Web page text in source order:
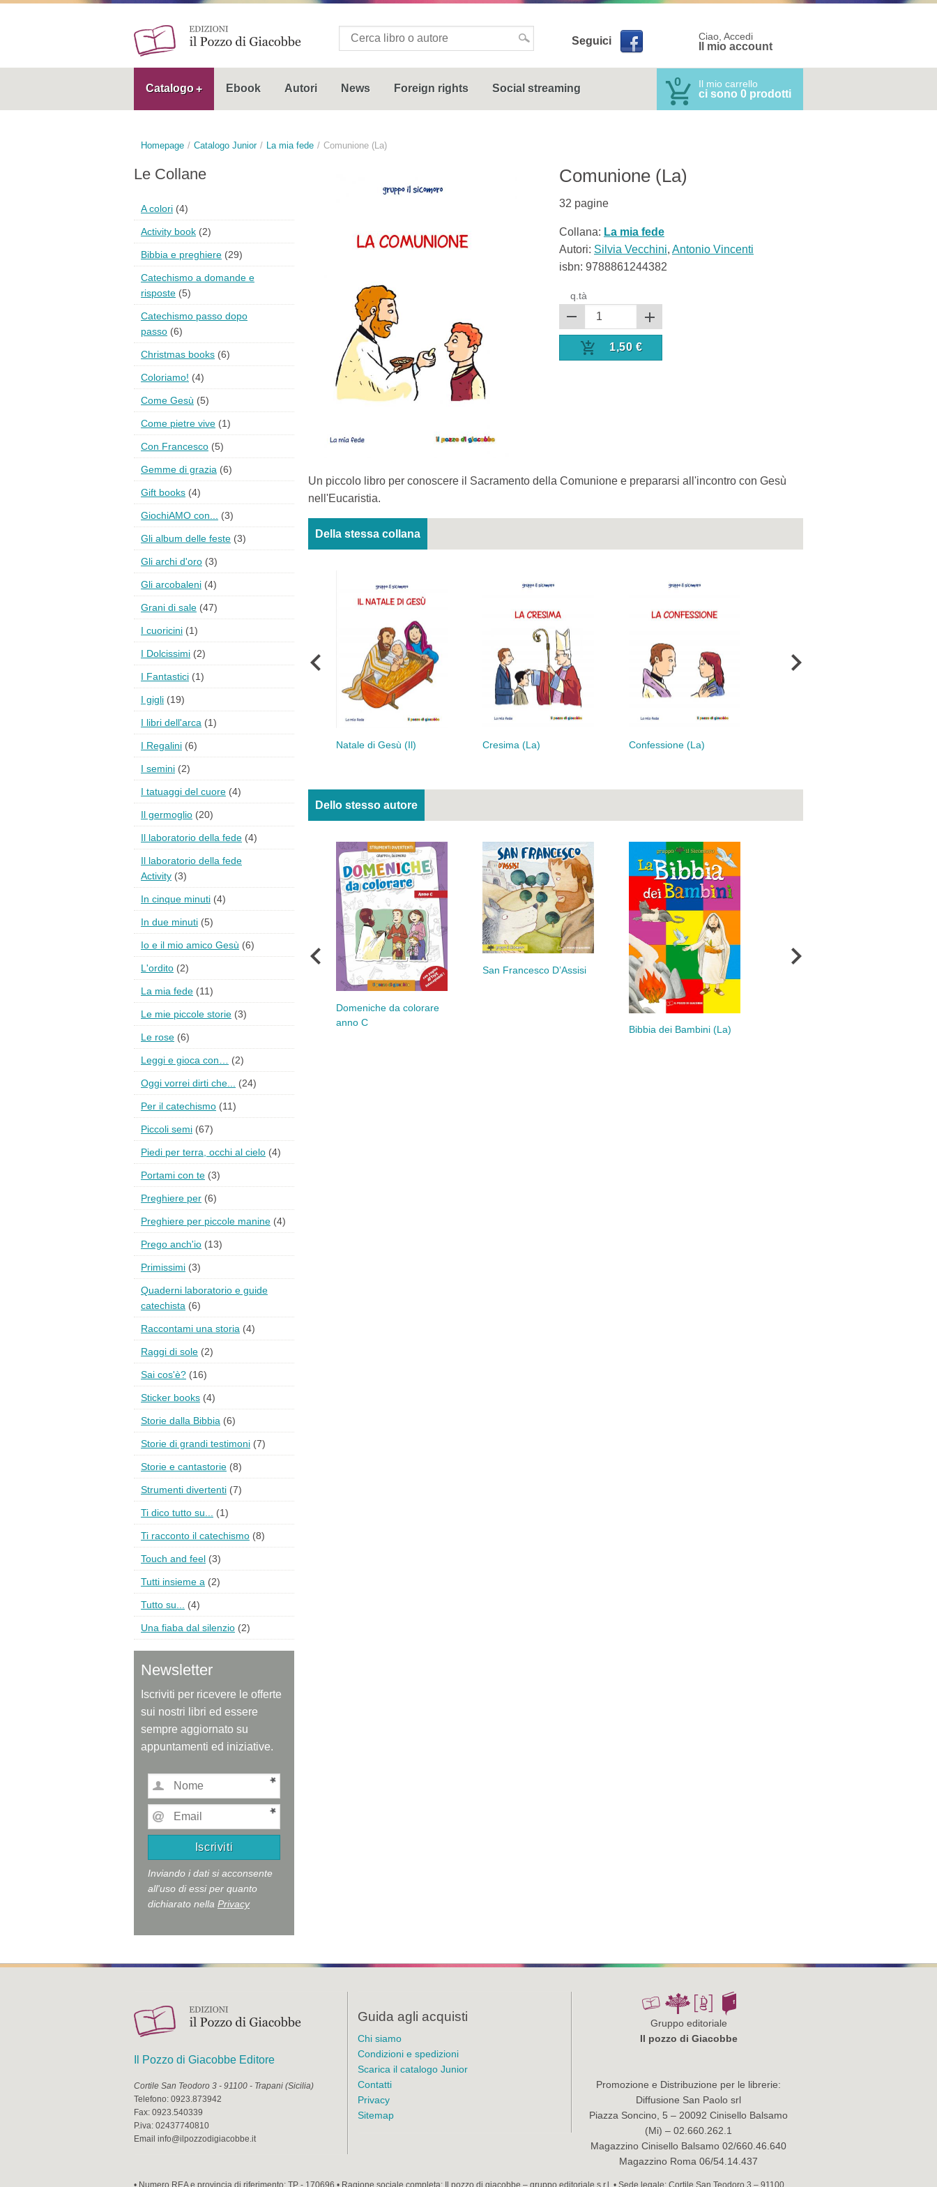
Seguici Ciao, Accedi
Il mio account
Catalogo Ebook Autori News Foreign rights Social streaming 0 Il mio carrello
ci sono 0 prodotti
Homepage Catalogo Junior La mia fede Comunione (La)
Comunione (La)
32 pagine
Collana: La mia fede
Autori: Silvia Vecchini, Antonio Vincenti
isbn: 9788861244382
q.tà
1,50 €
Un piccolo libro per conoscere il Sacramento della Comunione e prepararsi all'incontro con Gesù
nell'Eucaristia.
Della stessa collana
Natale di Gesù (Il) Cresima (La) Confessione (La)
Dello stesso autore
Domeniche da colorare
anno C
San Francesco D’Assisi
Bibbia dei Bambini (La)
Le Collane
A colori (4)
Activity book (2)
Bibbia e preghiere (29)
Catechismo a domande e
risposte (5)
Catechismo passo dopo
passo (6)
Christmas books (6)
Coloriamo! (4)
Come Gesù (5)
Come pietre vive (1)
Con Francesco (5)
Gemme di grazia (6)
Gift books (4)
GiochiAMO con... (3)
Gli album delle feste (3)
Gli archi d'oro (3)
Gli arcobaleni (4)
Grani di sale (47)
I cuoricini (1)
I Dolcissimi (2)
I Fantastici (1)
I gigli (19)
I libri dell'arca (1)
I Regalini (6)
I semini (2)
I tatuaggi del cuore (4)
Il germoglio (20)
Il laboratorio della fede (4)
Il laboratorio della fede
Activity (3)
In cinque minuti (4)
In due minuti (5)
Io e il mio amico Gesù (6)
L'ordito (2)
La mia fede (11)
Le mie piccole storie (3)
Le rose (6)
Leggi e gioca con… (2)
Oggi vorrei dirti che... (24)
Per il catechismo (11)
Piccoli semi (67)
Piedi per terra, occhi al cielo (4)
Portami con te (3)
Preghiere per (6)
Preghiere per piccole manine (4)
Prego anch'io (13)
Primissimi (3)
Quaderni laboratorio e guide
catechista (6)
Raccontami una storia (4)
Raggi di sole (2)
Sai cos'è? (16)
Sticker books (4)
Storie dalla Bibbia (6)
Storie di grandi testimoni (7)
Storie e cantastorie (8)
Strumenti divertenti (7)
Ti dico tutto su... (1)
Ti racconto il catechismo (8)
Touch and feel (3)
Tutti insieme a (2)
Tutto su... (4)
Una fiaba dal silenzio (2)
Newsletter
Iscriviti per ricevere le offerte
sui nostri libri ed essere
sempre aggiornato su
appuntamenti ed iniziative.
Inviando i dati si acconsente
all'uso di essi per quanto
dichiarato nella Privacy
Il Pozzo di Giacobbe Editore
Cortile San Teodoro 3 - 91100 - Trapani (Sicilia)
Telefono: 0923.873942
Fax: 0923.540339
P.iva: 02437740810
Email info@ilpozzodigiacobbe.it
Guida agli acquisti
Chi siamo
Condizioni e spedizioni
Scarica il catalogo Junior
Contatti
Privacy
Sitemap
Gruppo editoriale
Il pozzo di Giacobbe
Promozione e Distribuzione per le librerie:
Diffusione San Paolo srl
Piazza Soncino, 5 – 20092 Cinisello Balsamo
(Mi) – 02.660.262.1
Magazzino Cinisello Balsamo 02/660.46.640
Magazzino Roma 06/54.14.437